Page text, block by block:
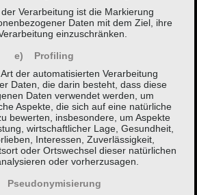
Verarbeitung ist die Markierung
Daten mit dem Ziel, ihre
einzuschränken.
e) Profiling
der automatisierten Verarbeitung
Daten, die darin besteht, dass diese
Daten verwendet werden, um
Aspekte, die sich auf eine natürliche
bewerten, insbesondere, um Aspekte
wirtschaftlicher Lage, Gesundheit,
Interessen, Zuverlässigkeit,
oder Ortswechsel dieser natürlichen
oder vorherzusagen.